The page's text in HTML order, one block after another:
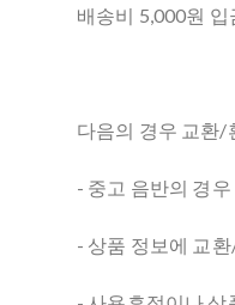
배송비 5,000원 입
다음의 경우 교환/
- 중고 음반의 경
- 상품 정보에 교